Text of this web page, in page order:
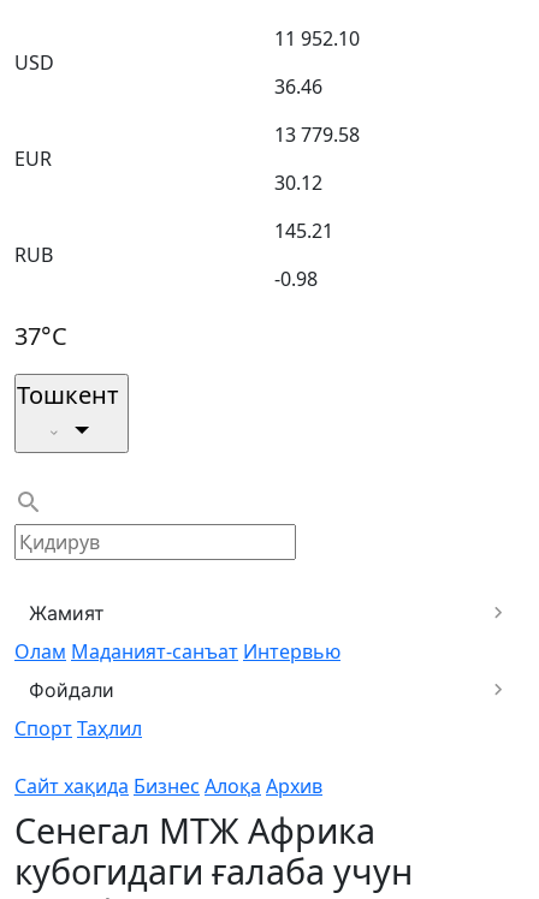
USD
11 952.10
36.46
EUR
13 779.58
30.12
RUB
145.21
-0.98
37°C
Тошкент
Жамият
Олам Маданият-санъат Интервью
Фойдали
СпортТаҳлил
Сайт хақида Бизнес Алоқа Архив
Сенегал МТЖ Африка
кубогидаги ғалаба учун